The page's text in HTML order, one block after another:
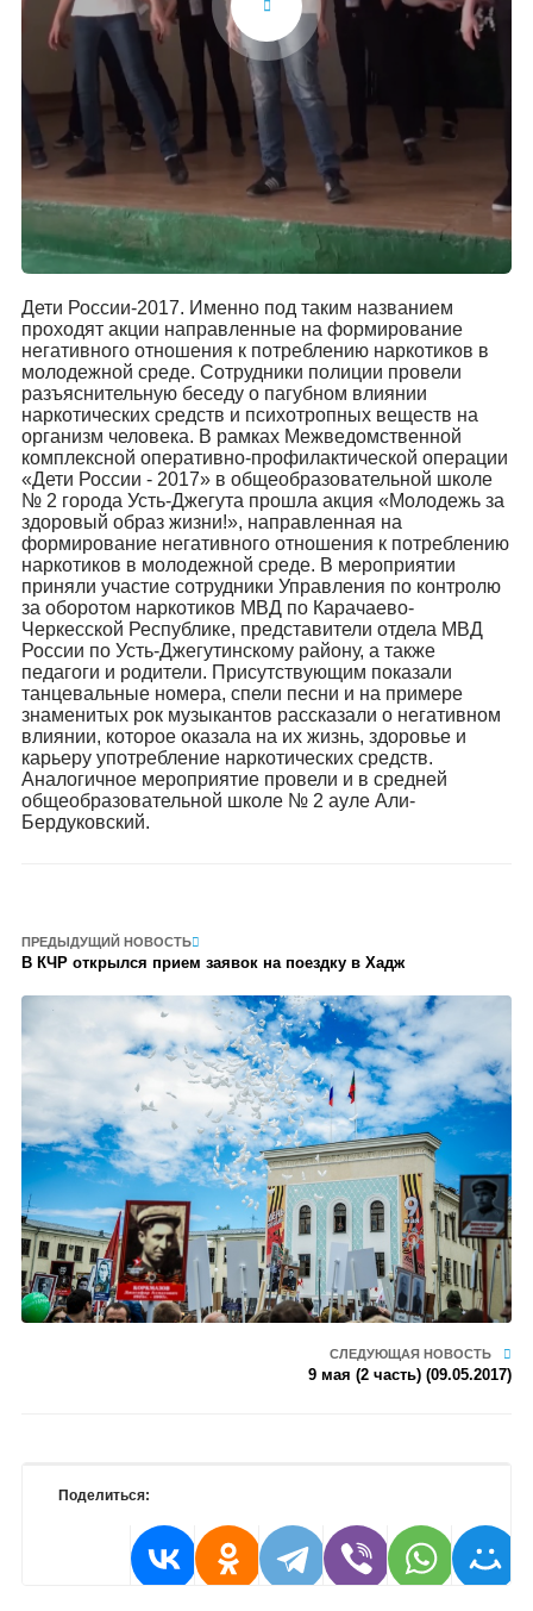
Дети России-2017. Именно под таким названием
проходят акции направленные на формирование
негативного отношения к потреблению наркотиков в
молодежной среде. Сотрудники полиции провели
разъяснительную беседу о пагубном влиянии
наркотических средств и психотропных веществ на
организм человека. В рамках Межведомственной
комплексной оперативно-профилактической операции
«Дети России - 2017» в общеобразовательной школе
№ 2 города Усть-Джегута прошла акция «Молодежь за
здоровый образ жизни!», направленная на
формирование негативного отношения к потреблению
наркотиков в молодежной среде. В мероприятии
приняли участие сотрудники Управления по контролю
за оборотом наркотиков МВД по Карачаево-
Черкесской Республике, представители отдела МВД
России по Усть-Джегутинскому району, а также
педагоги и родители. Присутствующим показали
танцевальные номера, спели песни и на примере
знаменитых рок музыкантов рассказали о негативном
влиянии, которое оказала на их жизнь, здоровье и
карьеру употребление наркотических средств.
Аналогичное мероприятие провели и в средней
общеобразовательной школе № 2 ауле Али-
Бердуковский.
ПРЕДЫДУЩИЙ НОВОСТЬ
В КЧР открылся прием заявок на поездку в Хадж
СЛЕДУЮЩАЯ НОВОСТЬ
9 мая (2 часть) (09.05.2017)
Поделиться: